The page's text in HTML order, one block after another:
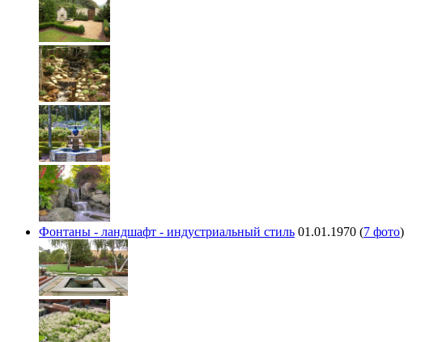
Фонтаны - ландшафт - индустриальный стиль 01.01.1970 (7 фото)